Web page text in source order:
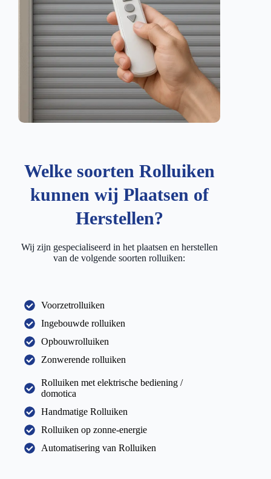
Welke soorten Rolluiken
kunnen wij Plaatsen of
Herstellen?
Wij zijn gespecialiseerd in het plaatsen en herstellen
van de volgende soorten rolluiken:
Voorzetrolluiken
Ingebouwde rolluiken
Opbouwrolluiken
Zonwerende rolluiken
Rolluiken met elektrische bediening /
domotica
Handmatige Rolluiken
Rolluiken op zonne-energie
Automatisering van Rolluiken